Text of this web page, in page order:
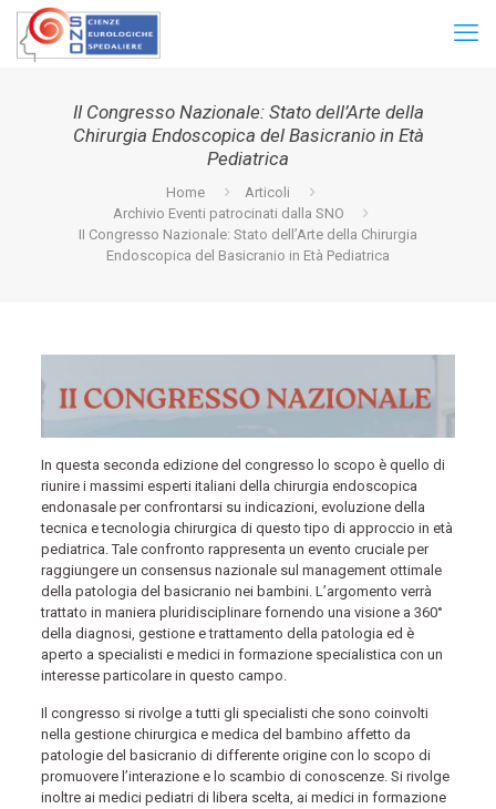
II Congresso Nazionale: Stato dell’Arte della
Chirurgia Endoscopica del Basicranio in Età
Pediatrica
Home
Articoli
Archivio Eventi patrocinati dalla SNO
II Congresso Nazionale: Stato dell’Arte della Chirurgia
Endoscopica del Basicranio in Età Pediatrica
In questa seconda edizione del congresso lo scopo è quello di
riunire i massimi esperti italiani della chirurgia endoscopica
endonasale per confrontarsi su indicazioni, evoluzione della
tecnica e tecnologia chirurgica di questo tipo di approccio in età
pediatrica. Tale confronto rappresenta un evento cruciale per
raggiungere un consensus nazionale sul management ottimale
della patologia del basicranio nei bambini. L’argomento verrà
trattato in maniera pluridisciplinare fornendo una visione a 360°
della diagnosi, gestione e trattamento della patologia ed è
aperto a specialisti e medici in formazione specialistica con un
interesse particolare in questo campo.
Il congresso si rivolge a tutti gli specialisti che sono coinvolti
nella gestione chirurgica e medica del bambino affetto da
patologie del basicranio di differente origine con lo scopo di
promuovere l’interazione e lo scambio di conoscenze. Si rivolge
inoltre ai medici pediatri di libera scelta, ai medici in formazione